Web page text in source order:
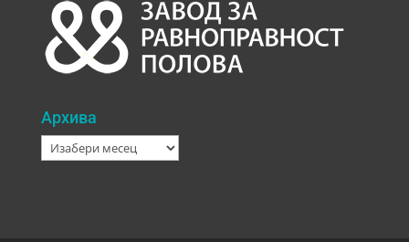
Архива
Архива